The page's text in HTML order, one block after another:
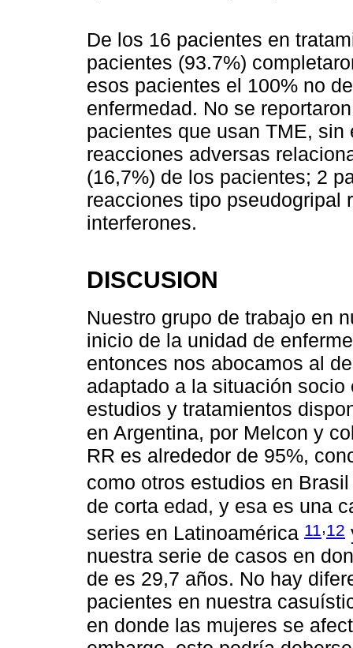
De los 16 pacientes en
pacientes (93.7%)
esos pacientes el 100% no
enfermedad. No se
pacientes que usan TME,
reacciones adversas
(16,7%) de los pacientes; 2
reacciones tipo pseudogripal
interferones.
DISCUSION
Nuestro grupo de trabajo en
inicio de la unidad de
entonces nos abocamos al
adaptado a la situación
estudios y tratamientos
en Argentina, por Melcon y
RR es alrededor de 95%,
como otros estudios en
de corta edad, y esa es una
series en Latinoamérica 11,12
nuestra serie de casos en
de es 29,7 años. No hay
pacientes en nuestra
en donde las mujeres se